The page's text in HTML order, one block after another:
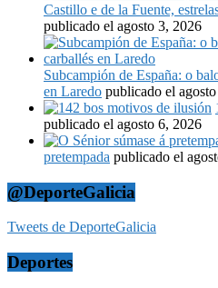
Castillo e de la Fuente,
publicado el agosto 3, 2026
Subcampión de España: o
en Laredo publicado el
publicado el agosto 6, 2026
pretempada publicado el
@DeporteGalicia
Tweets de DeporteGalicia
Deportes